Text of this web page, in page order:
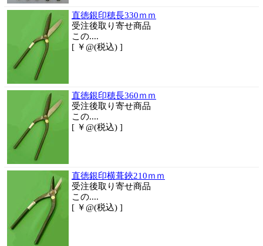
直徳銀印穂長330ｍｍ
受注後取り寄せ商品
この....
[ ￥@(税込) ]
直徳銀印穂長360ｍｍ
受注後取り寄せ商品
この....
[ ￥@(税込) ]
直徳銀印横葺鋏210ｍｍ
受注後取り寄せ商品
この....
[ ￥@(税込) ]